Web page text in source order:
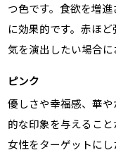
つ色です。食欲を増
に効果的です。赤ほ
気を演出したい場合に
ピンク
優しさや幸福感、華
的な印象を与えること
女性をターゲットにし